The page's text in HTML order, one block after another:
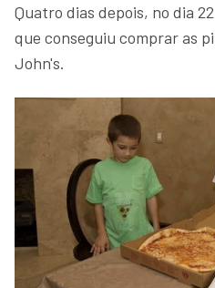
Quatro dias depois, no dia
que conseguiu comprar as
John's.